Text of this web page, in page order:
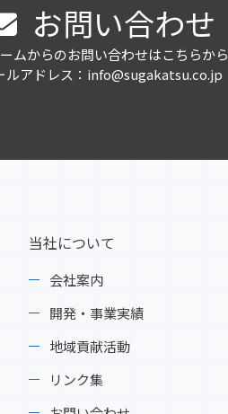
お問い合わせ
ムからのお問い合わせはこちらから
ルアドレス：info@sugakatsu.co.jp
当社について
会社案内
開発・事業実績
地域貢献活動
リンク集